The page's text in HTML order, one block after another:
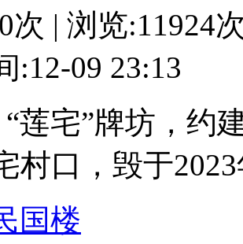
次 | 浏览:11924
:12-09 23:13
莲宅”牌坊，约
村口，毁于
国楼